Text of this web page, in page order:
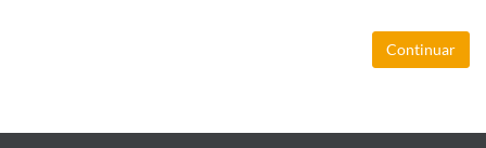
Continuar